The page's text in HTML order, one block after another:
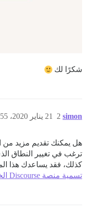
شكرًا لك
simon 21 يناير 2020، 9:55م 2
هل يمكنك تقديم مزيد من
ترغب في تغيير النطاق
كذلك، فقد يساعدك هذا
تسمية منصة Discourse الخاصة بي